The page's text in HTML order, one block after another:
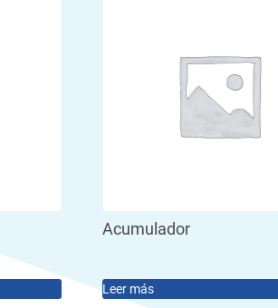
Acumulador
Leer más